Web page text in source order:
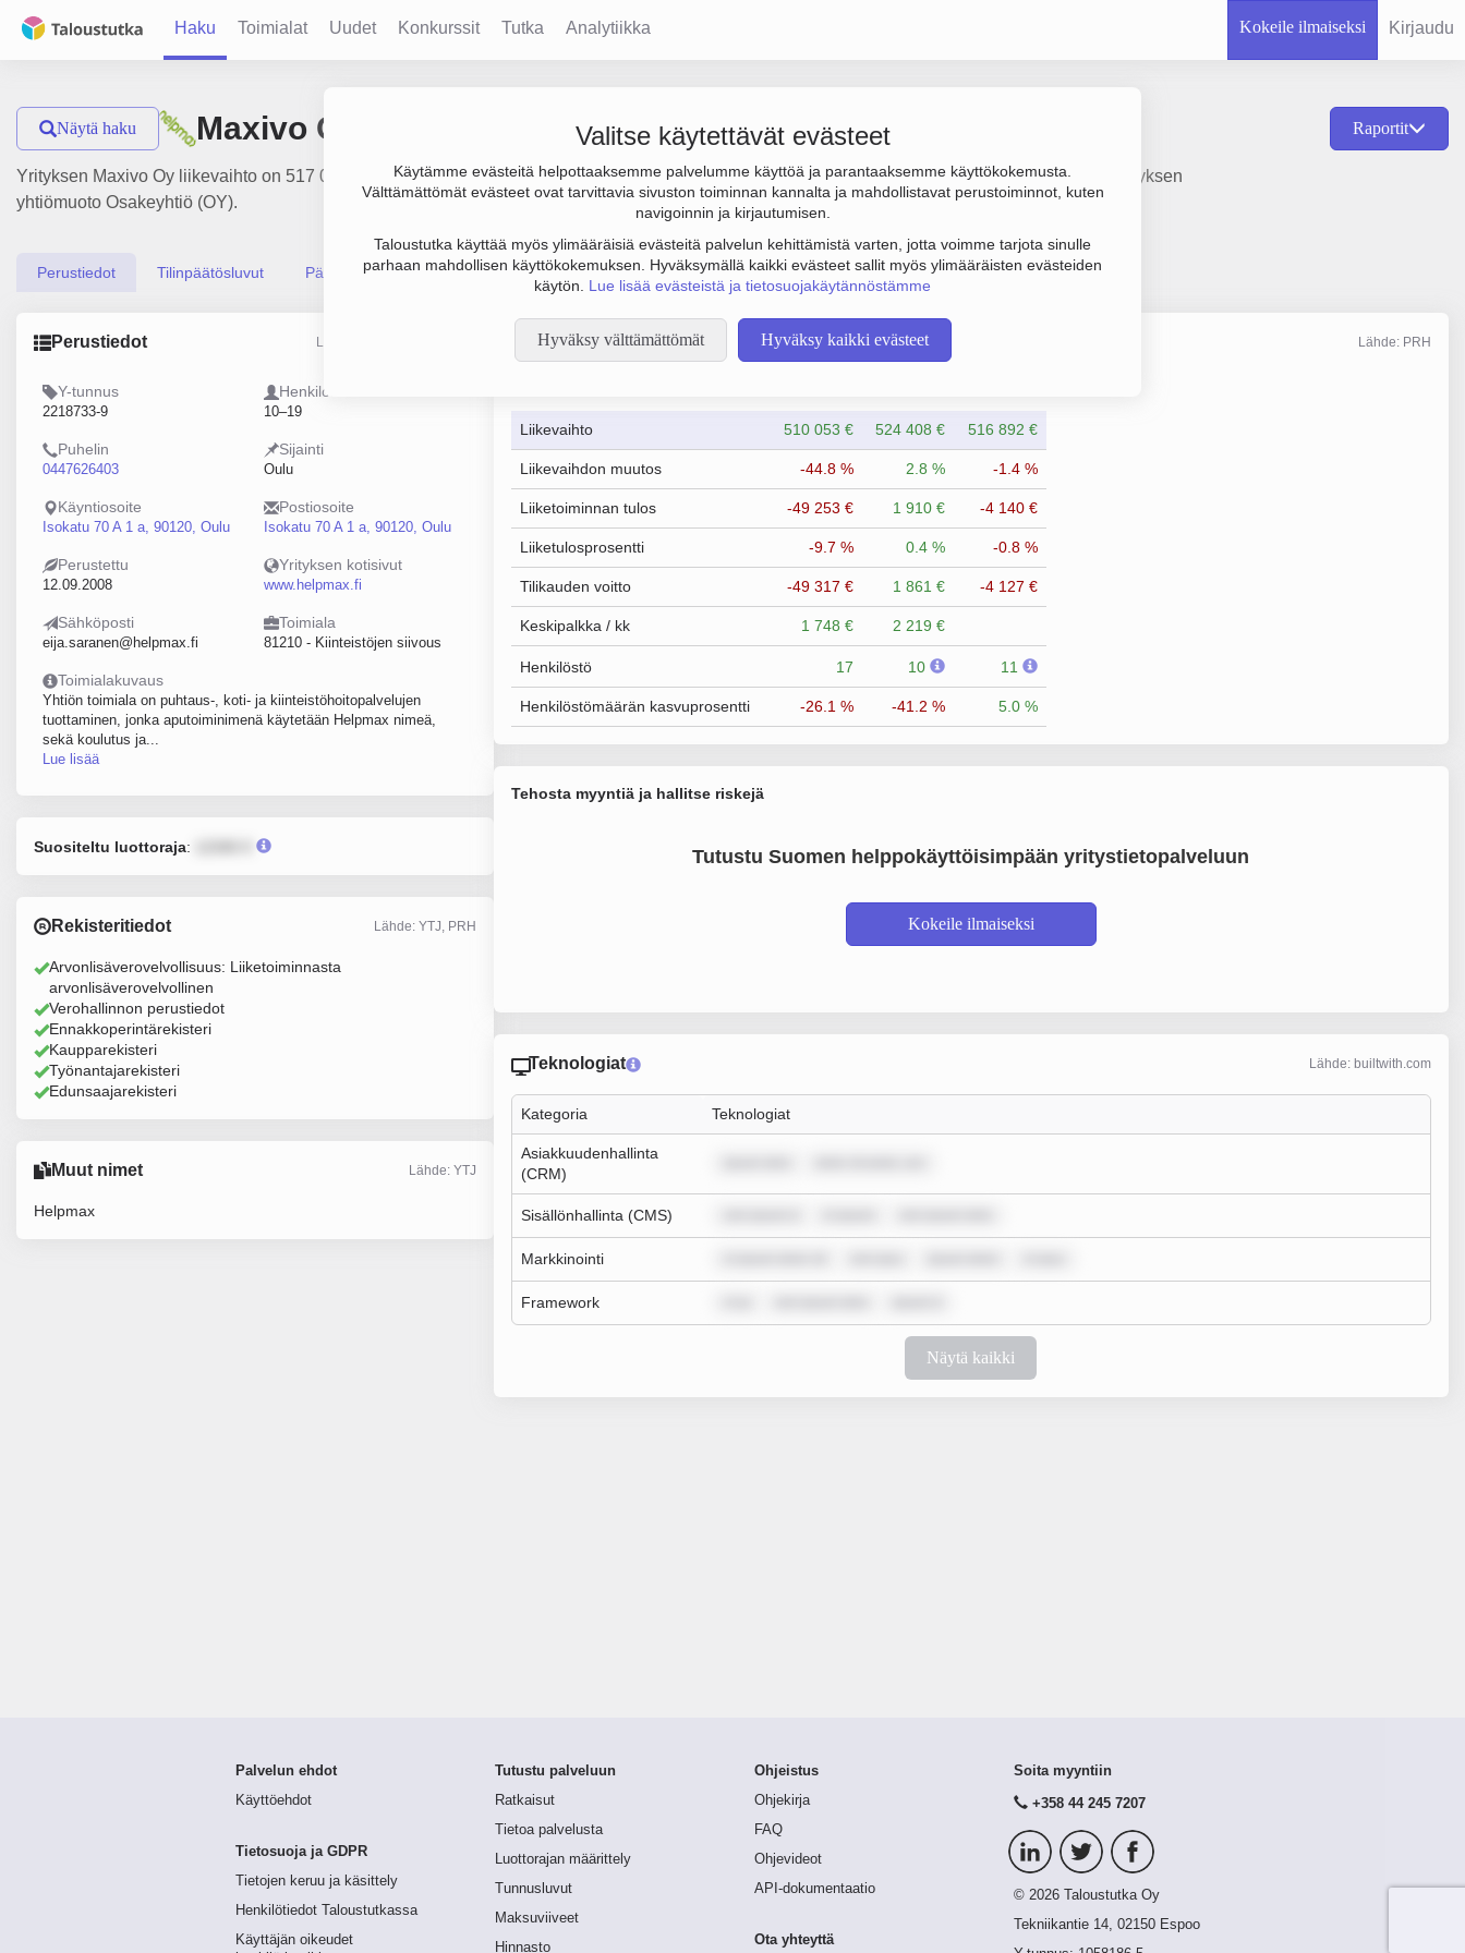
Haku Toimialat Uudet Konkurssit Tutka Analytiikka Kokeile ilmaiseksi Kirjaudu
Valitse käytettävät evästeet
Käytämme evästeitä helpottaaksemme palvelumme käyttöä ja parantaaksemme käyttökokemusta.
Välttämättömät evästeet ovat tarvittavia sivuston toiminnan kannalta ja mahdollistavat perustoiminnot, kuten
navigoinnin ja kirjautumisen.
Taloustutka käyttää myös ylimääräisiä evästeitä palvelun kehittämistä varten, jotta voimme tarjota sinulle
parhaan mahdollisen käyttökokemuksen. Hyväksymällä kaikki evästeet sallit myös ylimääräisten evästeiden
käytön. Lue lisää evästeistä ja tietosuojakäytännöstämme
Hyväksy välttämättömät Hyväksy kaikki evästeet
Näytä haku Maxivo Oy Raportit
Yrityksen Maxivo Oy liikevaihto on 517 000 € ja tulos -4 000 €. Sen päätoimiala on Kiinteistöjen siivous, perustamisvuosi 2008 ja sijainti Oulu. Yrityksen
yhtiömuoto Osakeyhtiö (OY).
Perustiedot Tilinpäätösluvut Päättäjätiedot
Perustiedot Lähde: YTJ, PRH, Traficom
Y-tunnus
2218733-9
Henkilöstömäärä
10–19
Puhelin
0447626403
Sijainti
Oulu
Käyntiosoite
Isokatu 70 A 1 a, 90120, Oulu
Postiosoite
Isokatu 70 A 1 a, 90120, Oulu
Perustettu
12.09.2008
Yrityksen kotisivut
www.helpmax.fi
Sähköposti
eija.saranen@helpmax.fi
Toimiala
81210 - Kiinteistöjen siivous
Toimialakuvaus
Yhtiön toimiala on puhtaus-, koti- ja kiinteistöhoitopalvelujen
tuottaminen, jonka aputoiminimenä käytetään Helpmax nimeä,
sekä koulutus ja...
Lue lisää
Suositeltu luottoraja:
Rekisteritiedot Lähde: YTJ, PRH
Arvonlisäverovelvollisuus: Liiketoiminnasta
arvonlisäverovelvollinen
Verohallinnon perustiedot
Ennakkoperintärekisteri
Kaupparekisteri
Työnantajarekisteri
Edunsaajarekisteri
Muut nimet Lähde: YTJ
Helpmax
Taloustiedot Lähde: PRH
Liikevaihto 510 053 € 524 408 € 516 892 €
Liikevaihdon muutos -44.8 % 2.8 % -1.4 %
Liiketoiminnan tulos -49 253 € 1 910 € -4 140 €
Liiketulosprosentti -9.7 % 0.4 % -0.8 %
Tilikauden voitto -49 317 € 1 861 € -4 127 €
Keskipalkka / kk 1 748 € 2 219 €
Henkilöstö 17 10 11
Henkilöstömäärän kasvuprosentti -26.1 % -41.2 % 5.0 %
Tehosta myyntiä ja hallitse riskejä
Tutustu Suomen helppokäyttöisimpään yritystietopalveluun
Kokeile ilmaiseksi
Teknologiat Lähde: builtwith.com
Kategoria Teknologiat
Asiakkuudenhallinta
(CRM)
Sisällönhallinta (CMS)
Markkinointi
Framework
Näytä kaikki
Palvelun ehdot
Käyttöehdot
Tietosuoja ja GDPR
Tietojen keruu ja käsittely
Henkilötiedot Taloustutkassa
Käyttäjän oikeudet
Tutustu palveluun
Ratkaisut
Tietoa palvelusta
Luottorajan määrittely
Tunnusluvut
Maksuviiveet
Hinnasto
Ohjeistus
Ohjekirja
FAQ
Ohjevideot
API-dokumentaatio
Ota yhteyttä
Soita myyntiin
+358 44 245 7207
© 2026 Taloustutka Oy
Tekniikantie 14, 02150 Espoo